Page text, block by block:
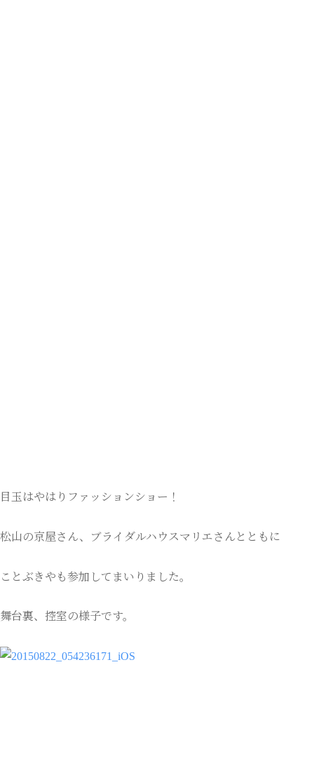
目玉はやはりファッションショー！
松山の京屋さん、ブライダルハウスマリエさんとともに
ことぶきやも参加してまいりました。
舞台裏、控室の様子です。